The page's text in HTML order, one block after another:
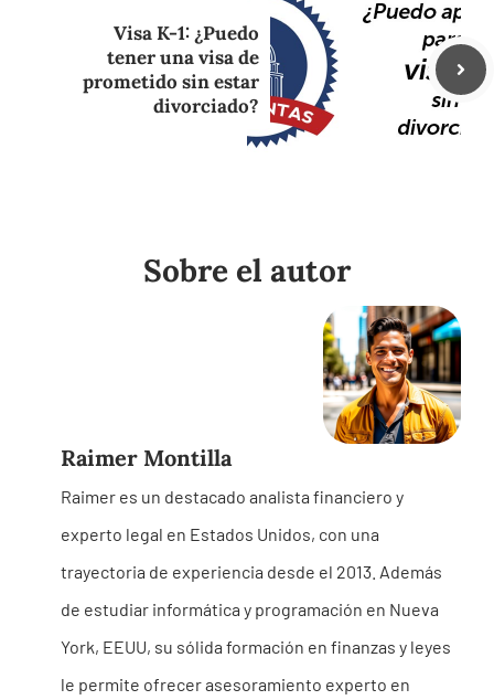
Visa K-1: ¿Puedo
tener una visa de
prometido sin estar
divorciado?
Sobre el autor
Raimer Montilla
Raimer es un destacado analista financiero y
experto legal en Estados Unidos, con una
trayectoria de experiencia desde el 2013. Además
de estudiar informática y programación en Nueva
York, EEUU, su sólida formación en finanzas y leyes
le permite ofrecer asesoramiento experto en